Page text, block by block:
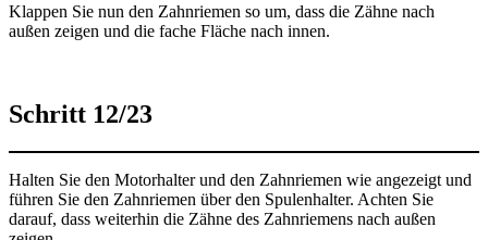
Klappen Sie nun den Zahnriemen so um, dass die Zähne nach
außen zeigen und die fache Fläche nach innen.
Schritt 12/23
Halten Sie den Motorhalter und den Zahnriemen wie angezeigt und
führen Sie den Zahnriemen über den Spulenhalter. Achten Sie
darauf, dass weiterhin die Zähne des Zahnriemens nach außen